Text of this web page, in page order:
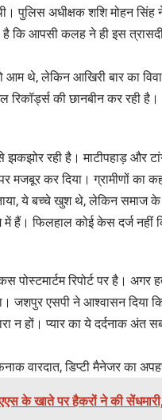
पुलिस अधीक्षक शशि मोहन
कि आपसी कलह ने ही इस त्रासदी
आम थे, लेकिन आखिरी बार का
की छानबीन कर रही है।
रही है। माटीपहाड़ और
मजबूर कर दिया। ग्रामीणों का
ये बच्चे खुश थे, लेकिन समाज के
में हैं। फिलहाल कोई केस दर्ज
रिपोर्ट पर है। अगर
जशपुर एसपी ने आश्वासन दिया
न हों। प्यार का ये दर्दनाक अंत
वारदात, डिप्टी मैनेजर का
के खाते पर हैकरों ने की